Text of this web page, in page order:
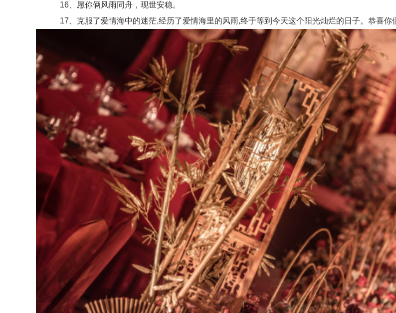
16、愿你俩风雨同舟，现世安稳。
17、克服了爱情海中的迷茫,经历了爱情海里的风雨,终于等到今天这个阳光灿烂的日子。恭喜你